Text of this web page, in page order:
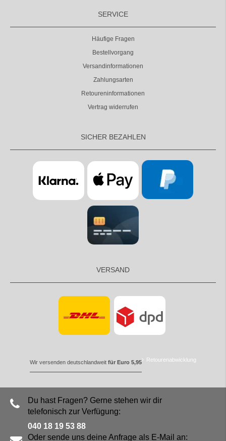
SERVICE
Häufige Fragen
Bestellvorgang
Versandinformationen
Zahlungsarten
Retoureninformationen
Vertrag widerrufen
SICHER BEZAHLEN
VERSAND
Wir versenden deutschlandweit für Euro 5,95 Retourenabwicklung
Du hast Fragen? Gerne stehen wir dir
telefonisch zur Verfügung:
040 18 19 53 88
Oder sende uns deine Anfrage als E-Mail an: